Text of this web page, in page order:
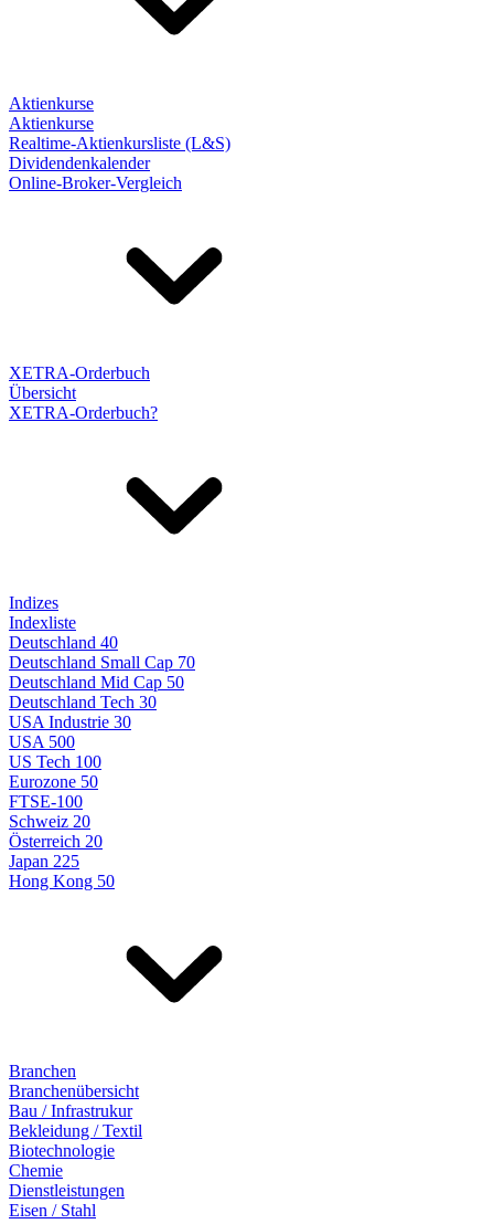
Aktienkurse
Aktienkurse
Realtime-Aktienkursliste (L&S)
Dividendenkalender
Online-Broker-Vergleich
XETRA-Orderbuch
Übersicht
XETRA-Orderbuch?
Indizes
Indexliste
Deutschland 40
Deutschland Small Cap 70
Deutschland Mid Cap 50
Deutschland Tech 30
USA Industrie 30
USA 500
US Tech 100
Eurozone 50
FTSE-100
Schweiz 20
Österreich 20
Japan 225
Hong Kong 50
Branchen
Branchenübersicht
Bau / Infrastrukur
Bekleidung / Textil
Biotechnologie
Chemie
Dienstleistungen
Eisen / Stahl